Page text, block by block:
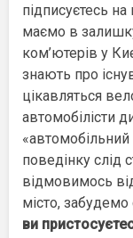
підписуєтесь
маємо в
ком’ютерів у
знають про
цікавляться
автомобілісти
поведінку слід
відмовимось
місто, забудемо
ви